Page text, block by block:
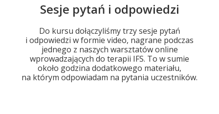
Sesje pytań i odpowiedzi
Do kursu dołączyliśmy trzy sesje pytań
i odpowiedzi w formie video, nagrane podczas
jednego z naszych warsztatów online
wprowadzających do terapii IFS. To w sumie
około godzina dodatkowego materiału,
na którym odpowiadam na pytania uczestników.